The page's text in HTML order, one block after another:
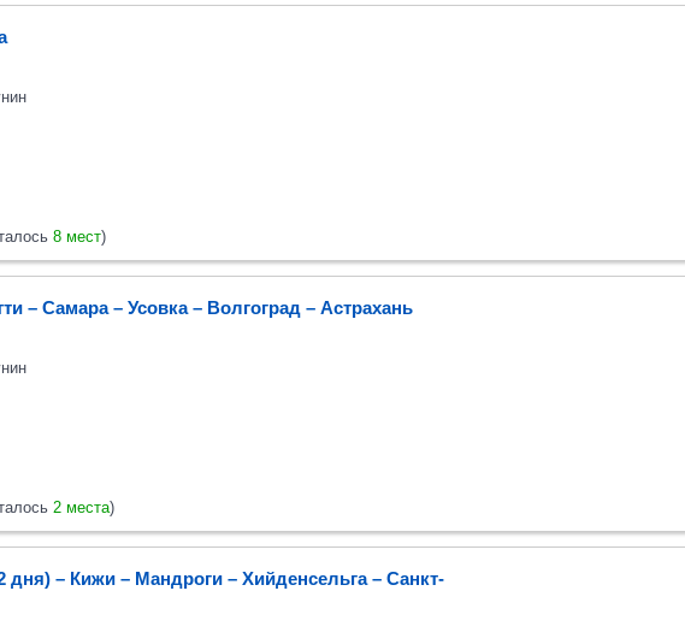
8 мест)
– Самара – Усовка – Волгоград – Астрахань
2 места)
дня) – Кижи – Мандроги – Хийденсельга – Санкт-